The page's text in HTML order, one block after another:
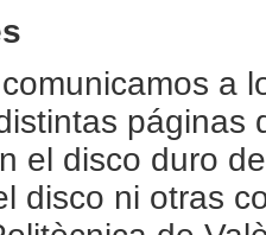
a
páginas
el disco duro
disco ni otras